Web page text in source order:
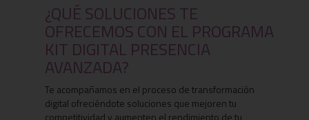
¿QUÉ SOLUCIONES TE
OFRECEMOS CON EL PROGRAMA
KIT DIGITAL PRESENCIA
AVANZADA?
Te acompañamos en el proceso de transformación
digital ofreciéndote soluciones que mejoren tu
competitividad y aumenten el rendimiento de tu